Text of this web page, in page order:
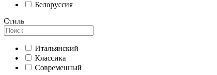
Белоруссия
Стиль
Итальянский
Классика
Современный